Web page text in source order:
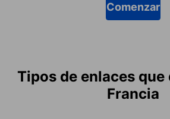
Comenzar
Tipos de enlaces que
Francia